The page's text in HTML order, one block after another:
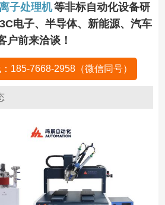
子处理机等非标自动化设备研
电子、半导体、新能源、汽车
户前来洽谈！
185-7668-2958（微信同号）